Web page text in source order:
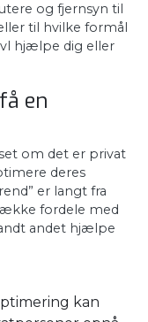
og fjernsyn til
til hvilke formål
hjælpe dig eller
en
om det er privat
deres
er langt fra
fordele med
andet hjælpe
kan